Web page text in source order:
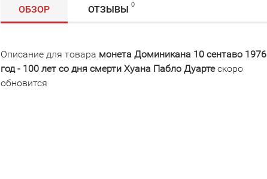
ОБЗОР ОТЗЫВЫ 0
Описание для товара монета Доминикана 10 сентаво 1976
год - 100 лет со дня смерти Хуана Пабло Дуартескоро
обновится